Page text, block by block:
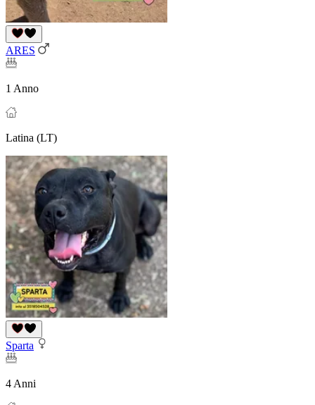
ARES
1 Anno
Latina (LT)
Sparta
4 Anni